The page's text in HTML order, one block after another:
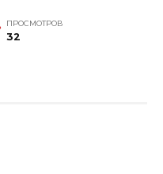
ПРОСМОТРОВ
32